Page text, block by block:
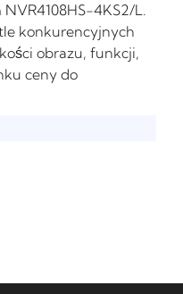
4KS2/L.
konkurencyjnych
obrazu, funkcji,
ceny do